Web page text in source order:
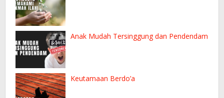
Anak Mudah Tersinggung dan Pendendam
Keutamaan Berdo’a